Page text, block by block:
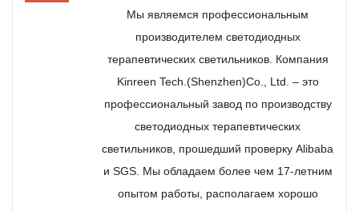
Мы являемся профессиональным
производителем светодиодных
терапевтических светильников. Компания
Kinreen Tech.(Shenzhen)Co., Ltd. – это
профессиональный завод по производству
светодиодных терапевтических
светильников, прошедший проверку Alibaba
и SGS. Мы обладаем более чем 17-летним
опытом работы, располагаем хорошо